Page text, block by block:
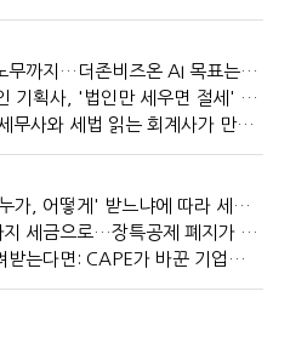
세법에서 노무까지…더존비즈온 AI 목표는 '전문가의 시간'
"연예인 1인 기획사, '법인만 세우면 절세' 시대 끝났다"
사람 읽는 세무사와 세법 읽는 회계사가 만나면?
상속주택 '누가, 어떻게' 받느냐에 따라 세금이 달라진다
노후자금까지 세금으로…장특공제 폐지가 부를 조세의 역설
관세를 돌려받는다면: CAPE가 바꾼 기업의 현금흐름